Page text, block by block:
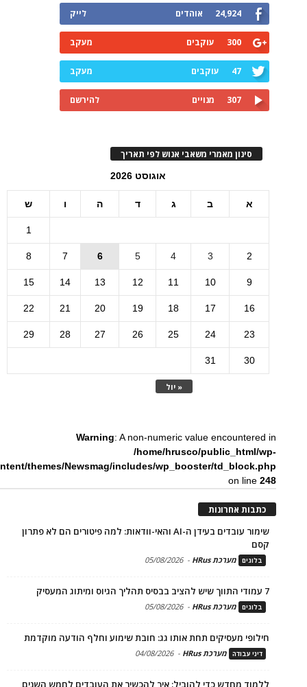
24,924 אוהדים לייק
300 עוקבים מעקב
47 עוקבים מעקב
307 מנויים להירשם
סינון מאמרי משאבי אנוש לפי תאריך
אוגוסט 2026
א ב ג ד ה ו ש
« יול
1
2
3
4
5
6
7
8
9
10
11
12
13
14
15
16
17
18
19
20
21
22
23
24
25
26
27
28
29
30
31
Warning: A non-numeric value encountered in
/home/hrusco/public_html/wp-
themes/Newsmag/includes/wp_booster/td_block.php
on line248
כתבות אחרונות
שימור עובדים בעידן ה-AI והאי-וודאות: למה פיטורים הם לא פתרון
קסם
בלוגים מערכת HRus -
05/08/2026
7 עמודי התווך שיש להציב בבסיס תהליך הגיוס ומיתוג המעסיק
בלוגים מערכת HRus -
05/08/2026
חילופי מעסיקים תחת אותו גג: חובת שימוע וחלף הודעה מוקדמת
דיני עבודה מערכת HRus -
04/08/2026
ללמוד מחדש כדי להוביל: איך להכשיר את העובדים לחמש השנים